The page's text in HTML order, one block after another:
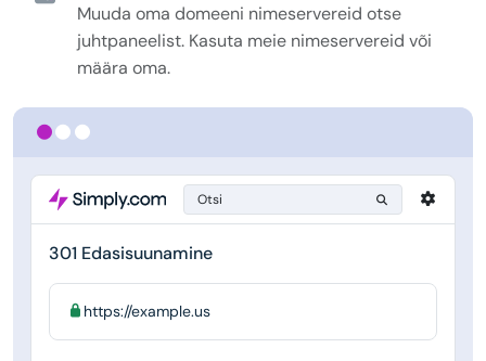
Otsi
301 Edasisuunamine
https://example.us
Muuda oma domeeni nimeservereid otse
juhtpaneelist. Kasuta meie nimeservereid või
määra oma.